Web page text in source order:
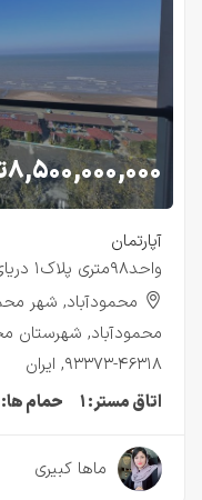
۸,۵۰۰,۰۰۰,۰۰۰
آپارتمان
واحد۹۸متری پلاک۱ دریای شهرتوریستی محمودآباد
محمودآباد, شهر
محمودآباد, شهرستان
۴۶۳۱۸-۹۳۳۷۳, ایران
اتاق مستر:۱ حمام ها:
ماها کبیری